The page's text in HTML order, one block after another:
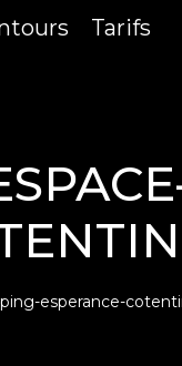
Tarifs
esperance-